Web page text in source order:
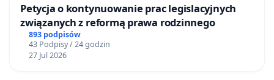
Petycja o kontynuowanie prac legislacyjnych
związanych z reformą prawa rodzinnego
893 podpisów
43 Podpisy / 24 godzin
27 Jul 2026